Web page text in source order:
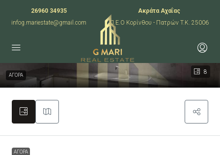
26960 34935
infog.mariestate@gmail.com
Ακράτα Αχαΐας
Π.Ε.Ο Κορίνθου - Πατρών T.K. 25006
8
ΑΓΟΡΑ
ΑΓΟΡΑ